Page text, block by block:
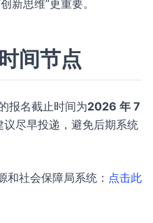
新思维”更重要。
间节点
报名截止时间为2026 年 7
尽早投递，避免后期系统
和社会保障局系统： 点击此